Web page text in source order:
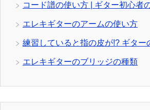
コード譜の使い方 | ギター初心者
エレキギターのアームの使い方
練習していると指の皮が!? ギター
エレキギターのブリッジの種類